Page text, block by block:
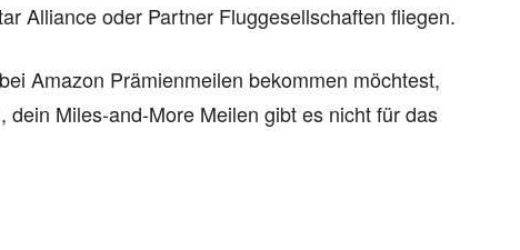
Alliance oder Partner Fluggesellschaften fliegen.
Amazon Prämienmeilen bekommen möchtest,
Miles-and-More Meilen gibt es nicht für das